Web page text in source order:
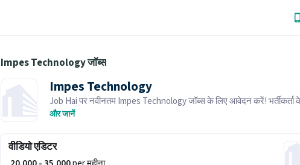
Impes Technology जॉब्स
Impes Technology
Job Hai पर नवीनतम Impes Technology जॉब्स के लिए आवेदन करें! भर्तीकर्ता
आपके क्षेत्र में तत्काल रिक्तियां हैं।
और जानें
वीडियो एडिटर